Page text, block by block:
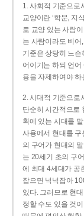
1. 사회적 기준으로
교양이란 ‘학문, 지
로 교양 있는 사람
는 사람이라도 비어
기준은 상당히 느슨
어이기는 하되 언
용을 자제하여야 하
2. 시대적 기준으로
단순히 시간적으로
획에 있는 시대를
사용에서 현대를
의 구어가 현대의
는 20세기 초의 구
에 최대 4세대가 공
잡으면 넉넉잡아
있다. 그러므로 현
정할 수도 있을 것